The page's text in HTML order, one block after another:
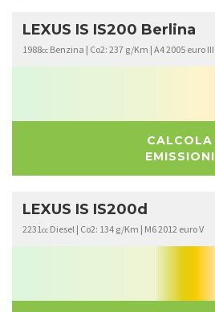
LEXUS IS IS200 Berlina
1988cc Benzina | Co2: 237 g/Km | A4 2005 euro III
CALCOLA
EMISSIONI
LEXUS IS IS200d
2231cc Diesel | Co2: 134 g/Km | M6 2012 euro V